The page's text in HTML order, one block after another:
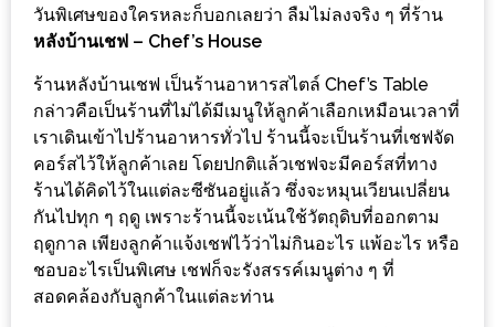
ค้า
แซ่บ
แม่ค้า
สวย
ร้าน
รวย
เสน่ห์
ของ
เชียงใหม่
ที่
วันพิเศษของใครหละก็บอกเลยว่า ลืมไม่ลงจริง ๆ ที่ร้าน
หลังบ้านเชฟ – Chef’s House
ร้านหลังบ้านเชฟ เป็นร้านอาหารสไตล์ Chef’s Table
กล่าวคือเป็นร้านที่ไม่ได้มีเมนูให้ลูกค้าเลือกเหมือนเวลาที่
เราเดินเข้าไปร้านอาหารทั่วไป ร้านนี้จะเป็นร้านที่เชฟจัด
คอร์สไว้ให้ลูกค้าเลย โดยปกติแล้วเชฟจะมีคอร์สที่ทาง
ร้านได้คิดไว้ในแต่ละซีซันอยู่แล้ว ซึ่งจะหมุนเวียนเปลี่ยน
กันไปทุก ๆ ฤดู เพราะร้านนี้จะเน้นใช้วัตถุดิบที่ออกตาม
ฤดูกาล เพียงลูกค้าแจ้งเชฟไว้ว่าไม่กินอะไร แพ้อะไร หรือ
ชอบอะไรเป็นพิเศษ เชฟก็จะรังสรรค์เมนูต่าง ๆ ที่
สอดคล้องกับลูกค้าในแต่ละท่าน